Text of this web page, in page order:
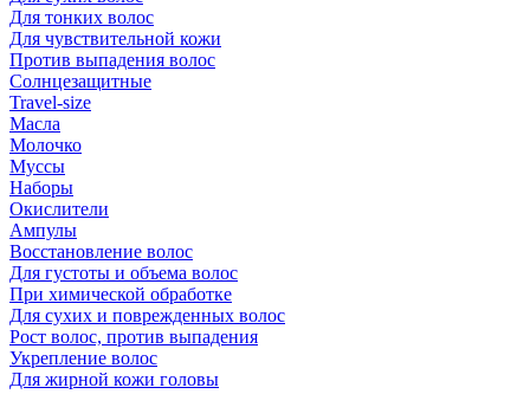
Для тонких волос
Для чувствительной кожи
Против выпадения волос
Солнцезащитные
Travel-size
Масла
Молочко
Муссы
Наборы
Окислители
Ампулы
Восстановление волос
Для густоты и объема волос
При химической обработке
Для сухих и поврежденных волос
Рост волос, против выпадения
Укрепление волос
Для жирной кожи головы